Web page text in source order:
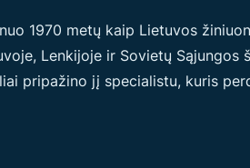
1970 metų kaip Lietuvos
Lenkijoje ir Sovietų
pripažino jį specialistu, kuris